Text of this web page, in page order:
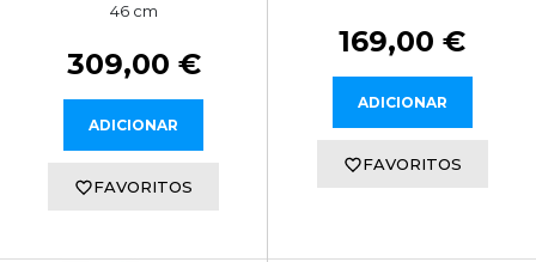
46 cm
309,00 €
ADICIONAR
FAVORITOS
169,00 €
ADICIONAR
FAVORITOS